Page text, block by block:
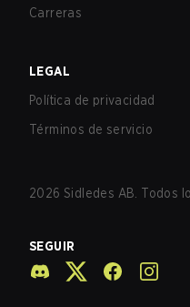
Carreras
LEGAL
Política de privacidad
Términos de servicio
2026 Sidledes AB. Todos
SEGUIR